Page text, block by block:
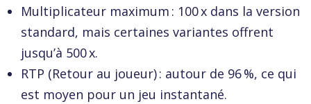
Multiplicateur maximum : 100 x dans la version
standard, mais certaines variantes offrent
jusqu’à 500 x.
RTP (Retour au joueur) : autour de 96 %, ce qui
est moyen pour un jeu instantané.